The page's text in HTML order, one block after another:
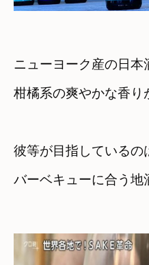
ニューヨーク産の日本
彼等が目指しているの
バーベキューに合う地